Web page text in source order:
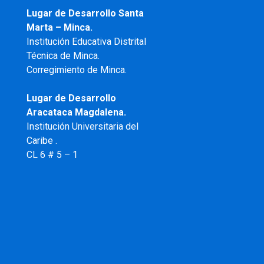
Lugar de Desarrollo Santa
Marta – Minca.
Institución Educativa Distrital
Técnica de Minca.
Corregimiento de Minca.
Lugar de Desarrollo
Aracataca Magdalena.
Institución Universitaria del
Caribe .
CL 6 # 5 – 1